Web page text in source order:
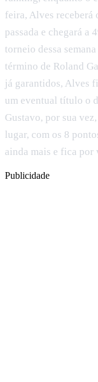
feira, Alves receberá
passada e chegará a
torneio dessa
término de Roland
já garantidos, Alves
um eventual título o
Gustavo, por sua
lugar, com os 8
ainda mais e fica por
Publicidade